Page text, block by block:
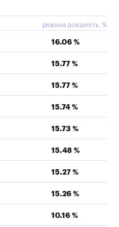
реальна дохідність, %
16.06 %
15.77 %
15.77 %
15.74 %
15.73 %
15.48 %
15.27 %
15.26 %
10.16 %